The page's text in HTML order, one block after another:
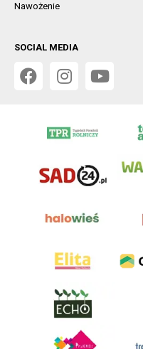
Nawożenie
SOCIAL MEDIA